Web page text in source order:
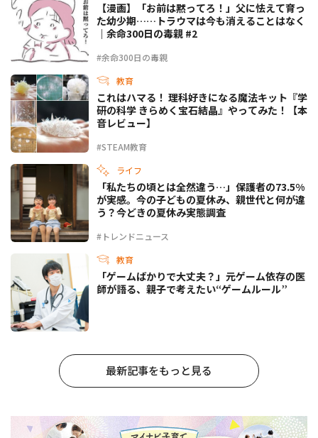
#余命300日の毒親
【漫画】「お前は黙ってろ！」父に怯えて育っ
た幼少期……トラウマは今も消えることはなく
｜余命300日の毒親 #2
教育
#STEAM教育
これはハマる！ 理科好きになる魔法キット『学
研の科学 きらめく宝石結晶』やってみた！【本
音レビュー】
ライフ
#トレンドニュース
「私たちの頃とは全然違う…」保護者の73.5%
が実感。今の子どもの夏休み、親世代と何が違
う？今どきの夏休み実態調査
教育
「ゲームばかりで大丈夫？」元ゲーム依存の医
師が語る、親子で考えたい“ゲームルール”
最新記事をもっと見る